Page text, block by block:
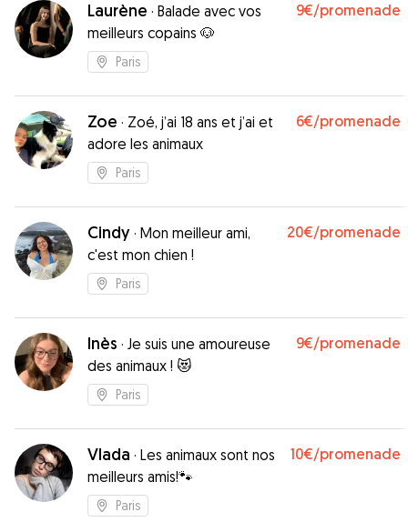
Laurène · Balade avec vos
meilleurs copains 🐶
9€/promenade
Paris
Zoe · Zoé, j’ai 18 ans et j’ai et
adore les animaux
6€/promenade
Paris
Cindy · Mon meilleur ami,
c'est mon chien !
20€/promenade
Paris
Inès · Je suis une amoureuse
des animaux ! 😻
9€/promenade
Paris
Vlada · Les animaux sont nos
meilleurs amis!🐾
10€/promenade
Paris